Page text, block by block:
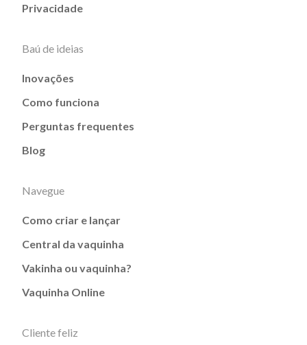
Privacidade
Baú de ideias
Inovações
Como funciona
Perguntas frequentes
Blog
Navegue
Como criar e lançar
Central da vaquinha
Vakinha ou vaquinha?
Vaquinha Online
Cliente feliz